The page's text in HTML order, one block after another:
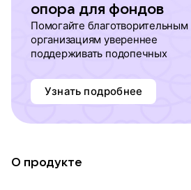
опора для фондов
Помогайте благотворительным
организациям увереннее
поддерживать подопечных
Узнать подробнее
О продукте